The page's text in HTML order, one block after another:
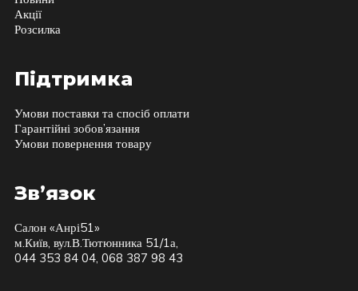
Акції
Розсилка
Підтримка
Умови поставки та спосіб оплати
Гарантійні зобов’язання
Умови повернення товару
Зв’язок
Салон «Анрі51»
м.Київ, вул.В.Тютюнника 51/1а,
044 353 84 04, 068 387 98 43